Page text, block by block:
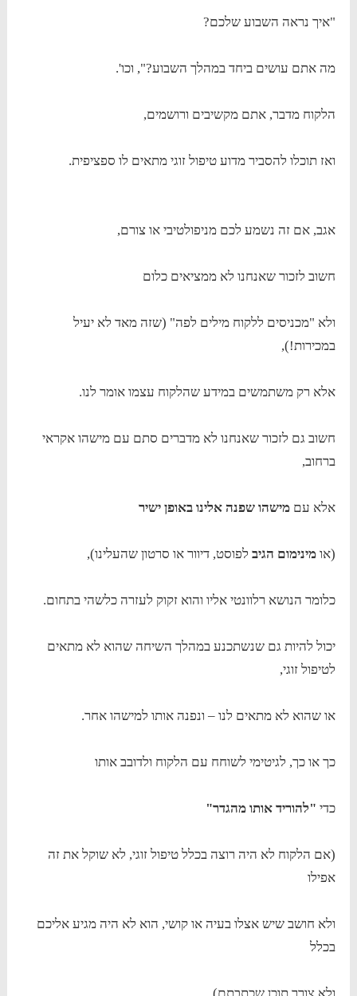
"איך נראה השבוע שלכם?
מה אתם עושים ביחד במהלך השבוע?", וכו'.
הלקוח מדבר, אתם מקשיבים ורושמים,
ואז תוכלו להסביר מדוע טיפול זוגי מתאים לו ספציפית.
אגב, אם זה נשמע לכם מניפולטיבי או צורם,
חשוב לזכור שאנחנו לא ממציאים כלום
ולא "מכניסים ללקוח מילים לפה" (שזה מאד לא יעיל
במכירות!),
אלא רק משתמשים במידע שהלקוח עצמו אומר לנו.
חשוב גם לזכור שאנחנו לא מדברים סתם עם מישהו אקראי
ברחוב,
אלא עם מישהו שפנה אלינו באופן ישיר
(אומינימום הגיב לפוסט, דיוור או סרטון שהעלינו),
כלומר הנושא רלוונטי אליו והוא זקוק לעזרה כלשהי בתחום.
יכול להיות גם שנשתכנע במהלך השיחה שהוא לא מתאים
לטיפול זוגי,
או שהוא לא מתאים לנו – ונפנה אותו למישהו אחר.
כך או כך, לגיטימי לשוחח עם הלקוח ולדובב אותו
כדי "להוריד אותו מהגדר"
(אם הלקוח לא היה רוצה בכלל טיפול זוגי, לא שוקל את זה
אפילו
ולא חושב שיש אצלו בעיה או קושי, הוא לא היה מגיע אליכם
בכלל